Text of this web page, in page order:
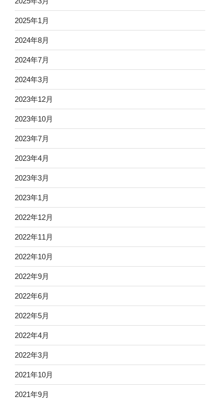
2025年1月
2024年8月
2024年7月
2024年3月
2023年12月
2023年10月
2023年7月
2023年4月
2023年3月
2023年1月
2022年12月
2022年11月
2022年10月
2022年9月
2022年6月
2022年5月
2022年4月
2022年3月
2021年10月
2021年9月